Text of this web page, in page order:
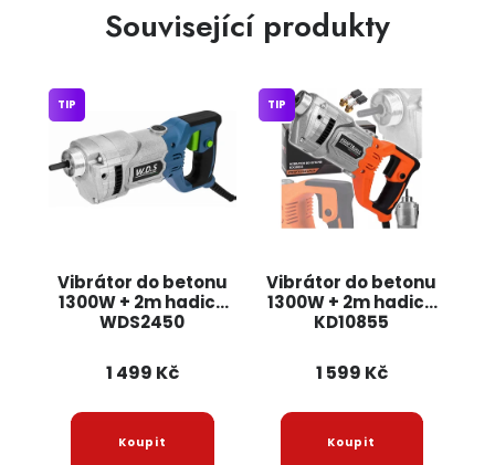
Související produkty
Vibrátor do betonu
1300W + 2m hadice
WDS2450
TIP
1 499 Kč
Vibrátor do betonu
1300W + 2m hadice
KD10855
TIP
1 599 Kč